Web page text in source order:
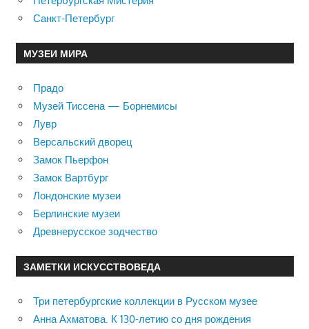
Санкт-Петербург
МУЗЕИ МИРА
Прадо
Музей Тиссена — Борнемисы
Лувр
Версальский дворец
Замок Пьерфон
Замок Вартбург
Лондонские музеи
Берлинские музеи
Древнерусское зодчество
ЗАМЕТКИ ИСКУССТВОВЕДА
Три петербургские коллекции в Русском музее
Анна Ахматова. К 130-летию со дня рождения